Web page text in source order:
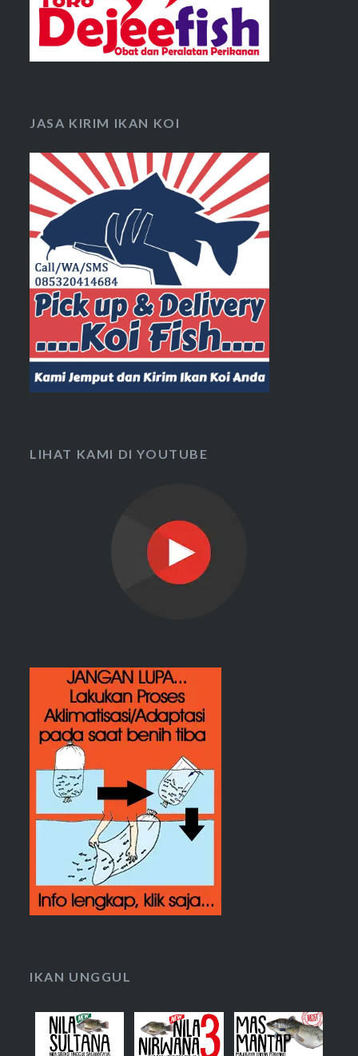
JASA KIRIM IKAN KOI
LIHAT KAMI DI YOUTUBE
IKAN UNGGUL